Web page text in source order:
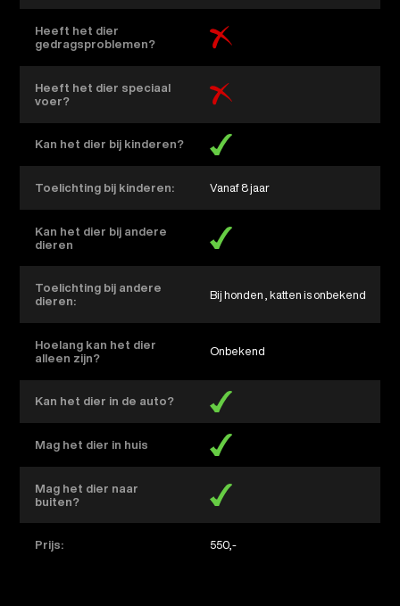
Heeft het dier
gedragsproblemen?
Heeft het dier speciaal
voer?
Kan het dier bij kinderen?
Toelichting bij kinderen: Vanaf 8 jaar
Kan het dier bij andere
dieren
Toelichting bij andere
dieren:
Bij honden , katten is onbekend
Hoelang kan het dier
alleen zijn?
Onbekend
Kan het dier in de auto?
Mag het dier in huis
Mag het dier naar
buiten?
Prijs: 550,-